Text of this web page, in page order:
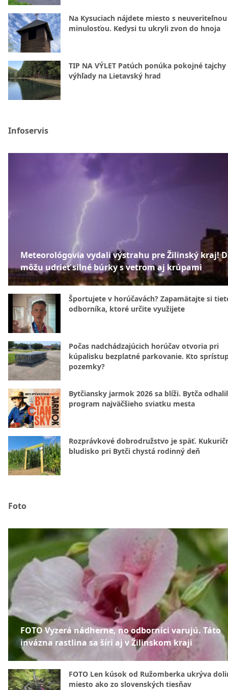
Na Kysuciach nájdete miesto s neuveriteľnou
minulosťou. Kedysi tu ukryli zvon do hnoja
TIP NA VÝLET Patúch ponúka pokojné tajchy
výhľady na Lietavský hrad
Infoservis
Meteorológovia vydali výstrahu pre Žilinský kraj!
môžu udrieť silné búrky s vetrom aj krúpami
Športujete v horúčavách? Zapamätajte si
odborníka, ktoré určite využijete
Počas nadchádzajúcich horúčav otvoria pri
kúpalisku bezplatné parkovanie. Kto
pozemky?
Bytčiansky jarmok 2026 sa blíži. Bytča
program najväčšieho sviatku mesta
Rozprávkové dobrodružstvo je späť.
bludisko pri Bytči chystá rodinný deň
Foto
FOTO Vyzerá nádherne, no odborníci varujú. Táto
invázna rastlina sa šíri aj v Žilinskom kraji
FOTO Len kúsok od Ružomberka ukrýva
miesto ako zo slovenských tiesňav